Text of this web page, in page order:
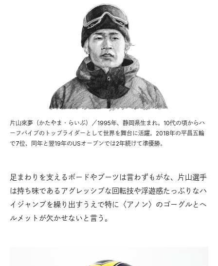
片山來夢（かたやま・らいぶ）／1995年、静岡県生まれ。10代の頃からハ
ーフパイプのトップライダーとして世界を舞台に活躍。2018年の平昌五輪
で7位、同年と翌19年のUSオープンでは2年続けて準優勝。
足まわりを支えるボードやブーツは言わずもがな、片山選手
は持ち味であるアグレッシブな回転技や浮遊感たっぷりなハ
イジャンプを繰り出すうえで特に〈アノン〉のゴーグルとヘ
ルメットが欠かせないと言う。